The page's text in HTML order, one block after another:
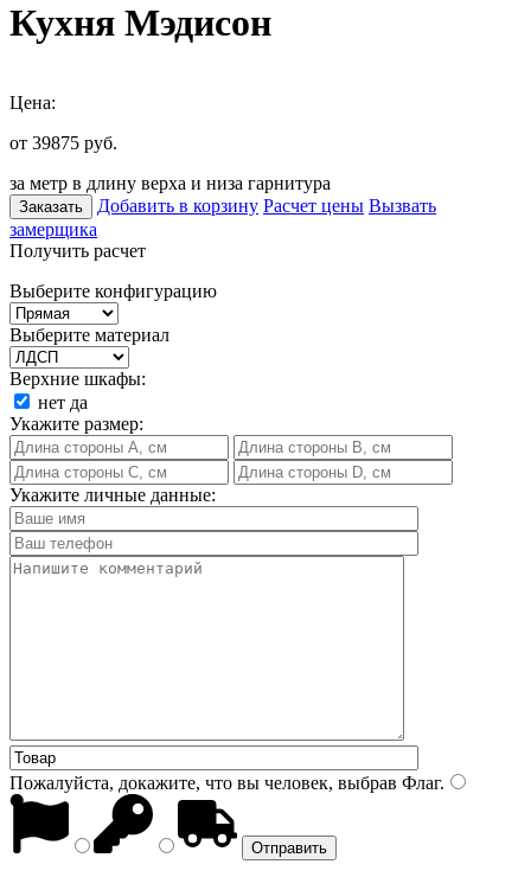
Кухня Мэдисон
Цена:
от 39875 руб.
за метр в длину верха и низа гарнитура
Заказать Добавить в корзину Расчет цены Вызвать
замерщика
Получить расчет
Выберите конфигурацию
Выберите материал
Верхние шкафы:
нет да
Укажите размер:
Укажите личные данные:
Пожалуйста, докажите, что вы человек, выбрав Флаг.